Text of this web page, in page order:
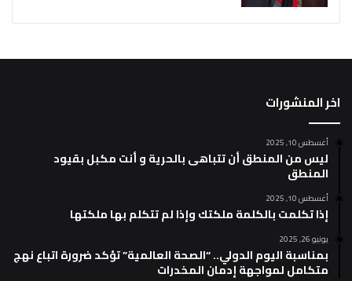
اخر المنشورات
أغسطس 10, 2025
ليس من المنطق أن تتباهى بالحرية و أنت مكبل بقيود
المنطق
أغسطس 10, 2025
إذا تكلمت بالكلمة ملكتك وإذا لم تتكلم بها ملكتها
يونيو 26, 2025
بمناسبة اليوم الدولي.. “الصحة العالمية” تؤكد ضرورة اتباع نهج
متكامل لمواجهة إدمان المخدرات